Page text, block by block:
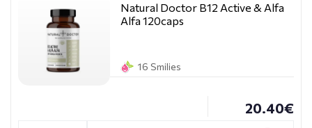
Natural Doctor B12 Active & Alfa
Alfa 120caps
16 Smilies
20.40€